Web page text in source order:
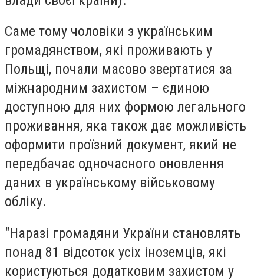
Саме тому чоловіки з українським
громадянством, які проживають у
Польщі, почали масово звертатися за
міжнародним захистом – єдиною
доступною для них формою легального
проживання, яка також дає можливість
оформити проїзний документ, який не
передбачає одночасного оновлення
даних в українському військовому
обліку.
"Наразі громадяни України становлять
понад 81 відсоток усіх іноземців, які
користуються додатковим захистом у